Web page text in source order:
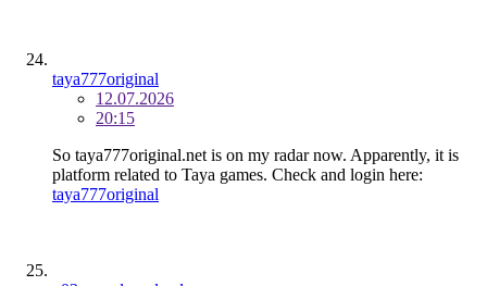
taya777original
12.07.2026
20:15
So taya777original.net is on my radar now. Apparently, it is
platform related to Taya games. Check and login here:
taya777original